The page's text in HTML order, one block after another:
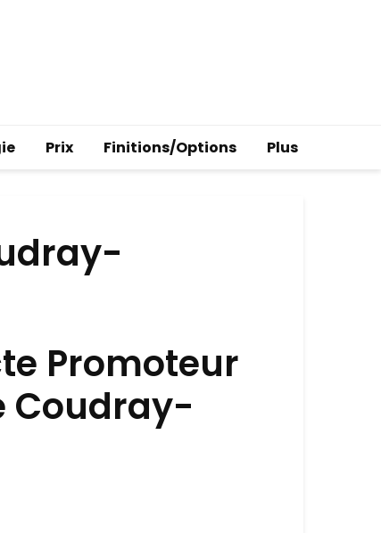
Prix Finitions/Options Plus
Promoteur
Coudray-